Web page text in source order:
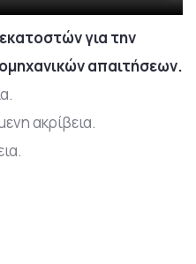
για την
απαιτήσεων.
ακρίβεια.